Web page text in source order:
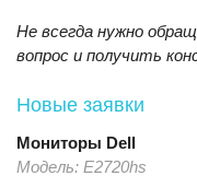
Не всегда нужно
вопрос и получить
Новые заявки
Мониторы Dell
Модель: E2720hs